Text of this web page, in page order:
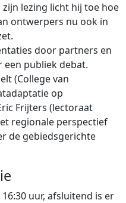
zijn lezing licht hij toe hoe
ontwerpers nu ook in
door partners en
een publiek debat.
(College van
op
Frijters (lectoraat
regionale perspectief
de gebiedsgerichte
uur, afsluitend is er